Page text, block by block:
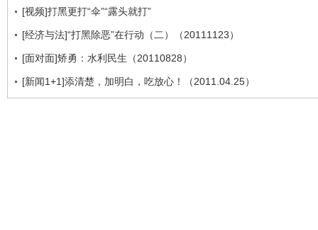
[视频]打黑更打“伞”“露头就打”
[经济与法]“打黑除恶”在行动（二）（20111123）
[面对面]矫勇：水利民生（20110828）
[新闻1+1]添清楚，加明白，吃放心！（2011.04.25）